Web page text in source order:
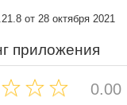
от 28 октября 2021
приложения
0.00